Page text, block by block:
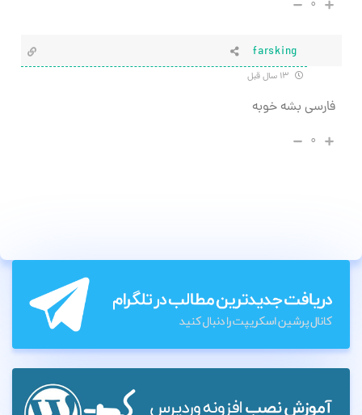
۰
farsking
فارسی بشه خوبه
۰